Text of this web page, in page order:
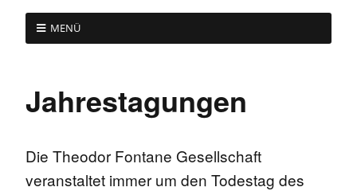
MENÜ
Jahrestagungen
Die Theodor Fontane Gesellschaft
veranstaltet immer um den Todestag des